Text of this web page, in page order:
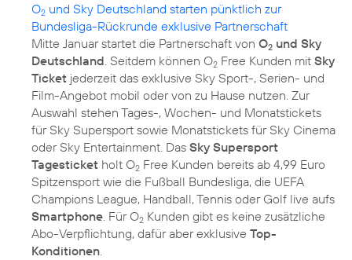
O2 und Sky Deutschland starten pünktlich zur
Bundesliga-Rückrunde exklusive Partnerschaft
Mitte Januar startet die Partnerschaft von O2 und Sky
Deutschland. Seitdem können O2 Free Kunden mit Sky
Ticket jederzeit das exklusive Sky Sport-, Serien- und
Film-Angebot mobil oder von zu Hause nutzen. Zur
Auswahl stehen Tages-, Wochen- und Monatstickets
für Sky Supersport sowie Monatstickets für Sky Cinema
oder Sky Entertainment. Das Sky Supersport
Tagesticket holt O2 Free Kunden bereits ab 4,99 Euro
Spitzensport wie die Fußball Bundesliga, die UEFA
Champions League, Handball, Tennis oder Golf live aufs
Smartphone. Für O2 Kunden gibt es keine zusätzliche
Abo-Verpflichtung, dafür aber exklusive Top-
Konditionen.